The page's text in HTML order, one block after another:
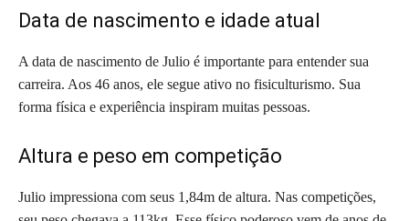
Data de nascimento e idade atual
A data de nascimento de Julio é importante para entender sua
carreira. Aos 46 anos, ele segue ativo no fisiculturismo. Sua
forma física e experiência inspiram muitas pessoas.
Altura e peso em competição
Julio impressiona com seus 1,84m de altura. Nas competições,